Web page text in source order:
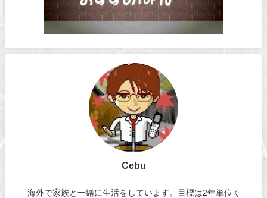
Cebu
海外で家族と一緒に生活をしています。目標は2年単位く